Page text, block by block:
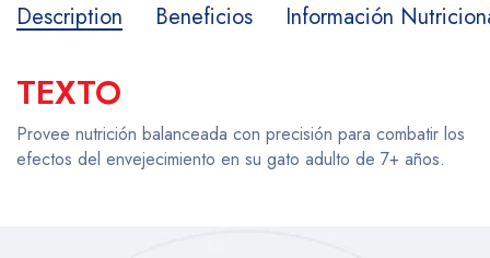
Description Beneficios Información
TEXTO
Provee nutrición balanceada con precisión para combatir los
efectos del envejecimiento en su gato adulto de 7+ años.